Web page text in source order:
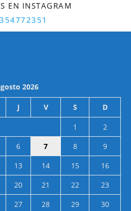
EN INSTAGRAM
2026
J V S D
1
2
6 7 8
9
13 14 15
16
20 21 22
23
27 28 29
30